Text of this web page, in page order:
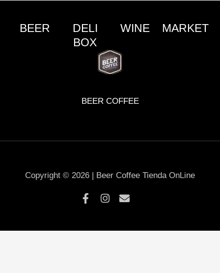
BEER
DELI
BOX
WINE MARKET
BEER COFFEE
Copyright © 2026 | Beer Coffee Tienda OnLine